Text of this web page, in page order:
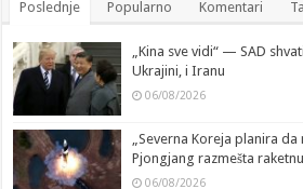
Poslednje Popularno Komentari
„Kina sve vidi“ — SAD
Ukrajini, i Iranu
06/08/2026
„Severna Koreja planira
Pjongjang razmešta
06/08/2026